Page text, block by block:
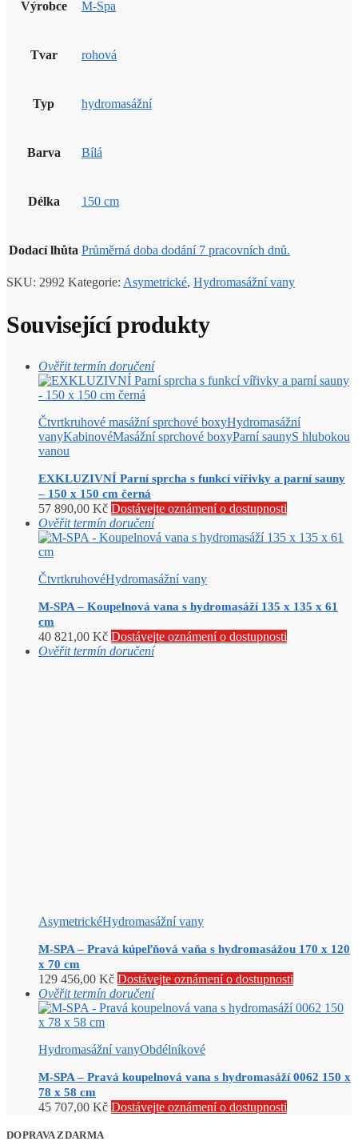
Výrobce M-Spa
Tvar rohová
Typ hydromasážní
Barva Bílá
Délka 150 cm
Dodací lhůta Průměrná doba dodání 7 pracovních dnů.
SKU: 2992 Kategorie: Asymetrické, Hydromasážní vany
Související produkty
Ověřit termín doručení
Čtvrtkruhové masážní sprchové boxyHydromasážní
vanyKabinovéMasážní sprchové boxyParní saunyS hlubokou
vanou
EXKLUZIVNÍ Parní sprcha s funkcí vířivky a parní sauny
– 150 x 150 cm černá
57 890,00 Kč Dostávejte oznámení o dostupnosti
Ověřit termín doručení
ČtvrtkruhovéHydromasážní vany
M-SPA – Koupelnová vana s hydromasáží 135 x 135 x 61
cm
40 821,00 Kč Dostávejte oznámení o dostupnosti
Ověřit termín doručení
AsymetrickéHydromasážní vany
M-SPA – Pravá kúpeľňová vaňa s hydromasážou 170 x 120
x 70 cm
129 456,00 Kč Dostávejte oznámení o dostupnosti
Ověřit termín doručení
Hydromasážní vanyObdélníkové
M-SPA – Pravá koupelnová vana s hydromasáží 0062 150 x
78 x 58 cm
45 707,00 Kč Dostávejte oznámení o dostupnosti
DOPRAVA ZDARMA